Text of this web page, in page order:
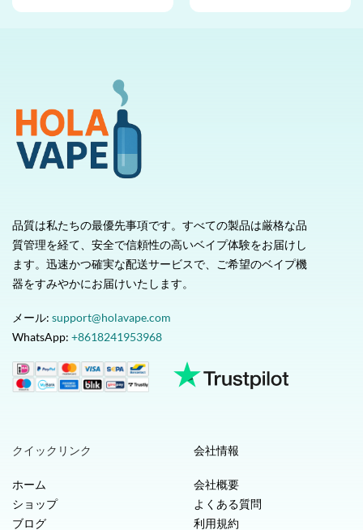
品質は私たちの最優先事項です。すべての製品は厳格な品
質管理を経て、安全で信頼性の高いベイプ体験をお届けし
ます。迅速かつ確実な配送サービスで、ご希望のベイプ機
器をすみやかにお届けいたします。
メール: support@holavape.com
WhatsApp: +8618241953968
クイックリンク
ホーム
ショップ
ブログ
会社情報
会社概要
よくある質問
利用規約